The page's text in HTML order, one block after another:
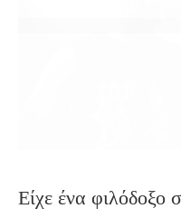
Είχε ένα φιλόδοξο